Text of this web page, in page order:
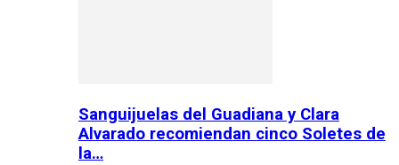
Sanguijuelas del Guadiana y Clara
Alvarado recomiendan cinco Soletes de
la…